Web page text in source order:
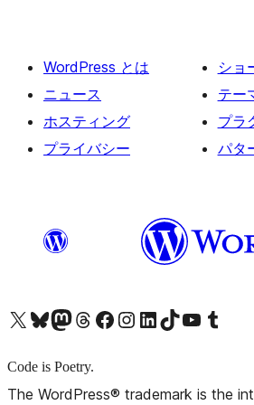
WordPress とは
ニュース
ホスティング
プライバシー
ショ
テー
プラ
パタ
X (旧 Twitter) アカウントへBluesky アカウントへMastodon アカウントへThreads アカウントへ Facebook ページへInstagram アカウントへ LinkedIn アカウントへTikTok アカウントへYouTube チャンネルへ Tumblr アカウントへ
Code is Poetry.
The WordPress® trademark is the